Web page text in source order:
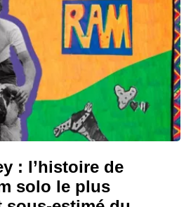
: l’histoire de
solo le plus